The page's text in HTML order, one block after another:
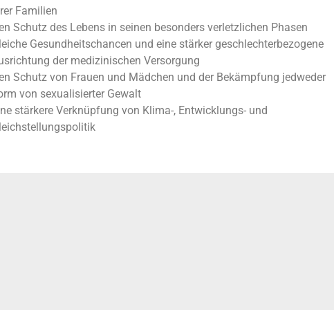
Familien
Schutz des Lebens in seinen besonders verletzlichen Phasen
Gesundheitschancen und eine stärker geschlechterbezogene
der medizinischen Versorgung
Schutz von Frauen und Mädchen und der Bekämpfung jedweder
von sexualisierter Gewalt
stärkere Verknüpfung von Klima-, Entwicklungs- und